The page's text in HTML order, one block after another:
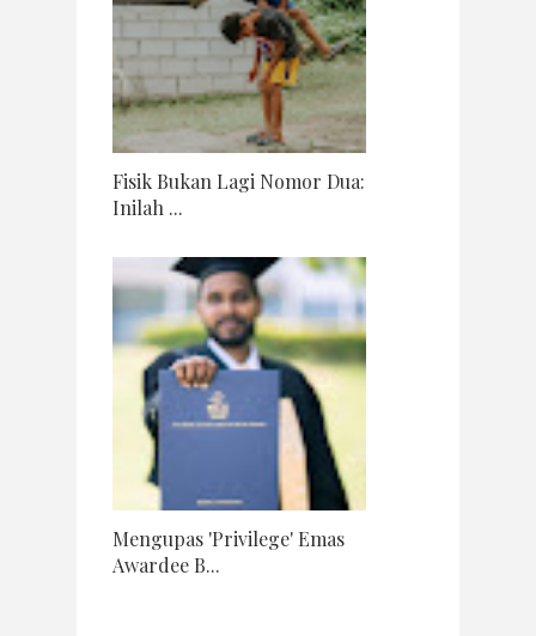
Fisik Bukan Lagi Nomor Dua:
Inilah ...
Mengupas 'Privilege' Emas
Awardee B...